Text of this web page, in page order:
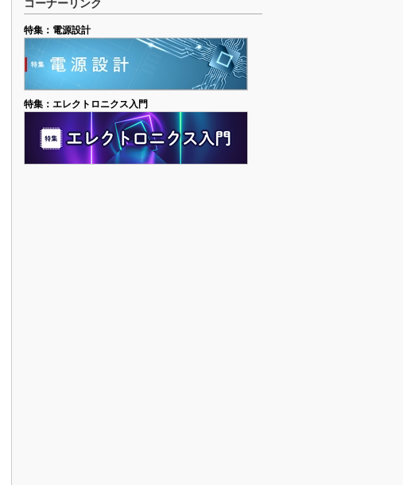
コーナーリンク
特集：電源設計
特集：エレクトロニクス入門